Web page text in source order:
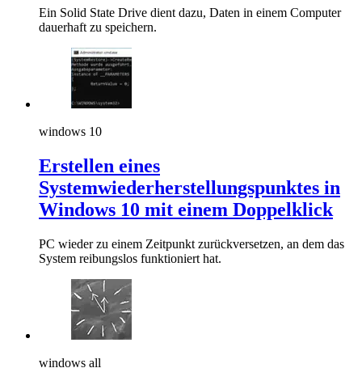
Ein Solid State Drive dient dazu, Daten in einem Computer
dauerhaft zu speichern.
windows 10
Erstellen eines
Systemwiederherstellungspunktes in
Windows 10 mit einem Doppelklick
PC wieder zu einem Zeitpunkt zurückversetzen, an dem das
System reibungslos funktioniert hat.
windows all